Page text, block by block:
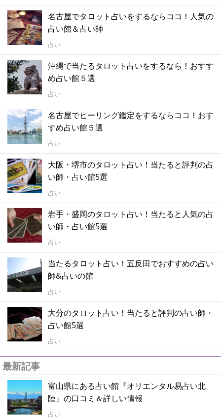
名古屋でタロット占いをするならココ！人気の
占い館＆占い師
占い
沖縄で当たるタロット占いをするなら！おすす
め占い館５選
占い
名古屋でヒーリング鑑定をするならココ！おす
すめ占い館５選
占い
大阪・堺市のタロット占い！当たると評判の占
い師・占い館5選
占い
岩手・盛岡のタロット占い！当たると人気の占
い師・占い館5選
占い
当たるタロット占い！五反田でおすすめの占い
師&占いの館
占い
大分のタロット占い！当たると評判の占い師・
占い館5選
占い
最新記事
富山県にある占い館『オリエンタル易占い北
陸』の口コミ＆詳しい情報
占い